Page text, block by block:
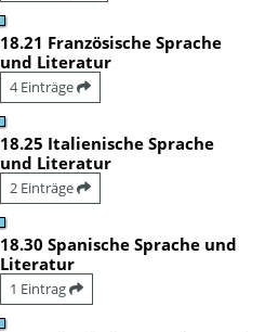
18.21 Französische Sprache
und Literatur
4 Einträge
18.25 Italienische Sprache
und Literatur
2 Einträge
18.30 Spanische Sprache und
Literatur
1 Eintrag